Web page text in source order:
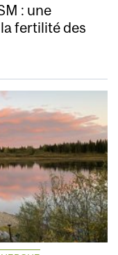
: une
fertilité des